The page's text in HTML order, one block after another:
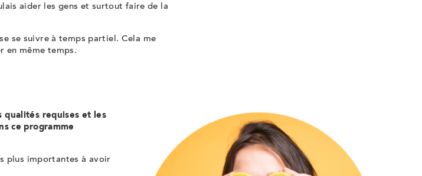
aider les gens et surtout faire de la
se suivre à temps partiel. Cela me
en même temps.
qualités requises et les
ce programme
plus importantes à avoir